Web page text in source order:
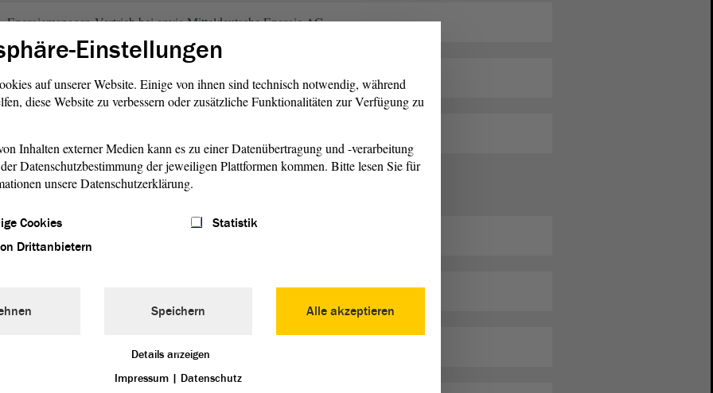
Energiemanager, Vertrieb bei envia Mitteldeutsche Energie AG
Kommunalbetreuer bei envia Mitteldeutsche Energie AG
Funktionen
Einstellungen
auf unserer Website. Einige von ihnen sind technisch notwendig, während
diese Website zu verbessern oder zusätzliche Funktionalitäten zur Verfügung zu
Inhalten externer Medien kann es zu einer Datenübertragung und -verarbeitung
Datenschutzbestimmung der jeweiligen Plattformen kommen. Bitte lesen Sie für
unsere Datenschutzerklärung.
Cookies
Statistik
Drittanbietern
Alle akzeptieren
Speichern
Details anzeigen
Impressum | Datenschutz